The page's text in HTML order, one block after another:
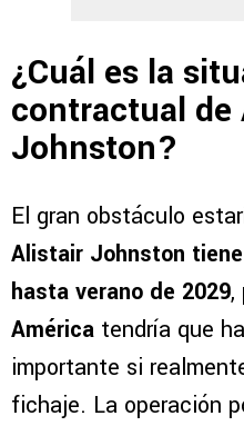
¿Cuál es la
contractual de
Johnston?
El gran obstáculo
Alistair Johnston
hasta verano de 2029,
América tendría que
importante si
fichaje. La operación